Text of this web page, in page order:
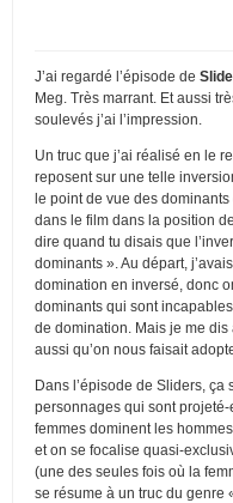
J’ai regardé l’épisode de
Meg. Très marrant. Et aussi
soulevés j’ai l’impression.
Un truc que j’ai réalisé en le
reposent sur une telle
le point de vue des
dans le film dans la position
dire quand tu disais que
dominants ». Au départ,
domination en inversé, donc
dominants qui sont
de domination. Mais je me
aussi qu’on nous faisait
Dans l’épisode de Sliders,
personnages qui sont
femmes dominent les
et on se focalise quasi-
(une des seules fois où la
se résume à un truc du genre